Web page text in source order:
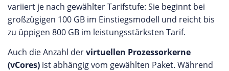
variiert je nach gewählter Tarifstufe: Sie beginnt bei
großzügigen 100 GB im Einstiegsmodell und reicht bis
zu üppigen 800 GB im leistungsstärksten Tarif.
Auch die Anzahl dervirtuellen Prozessorkerne
(vCores) ist abhängig vom gewählten Paket. Während